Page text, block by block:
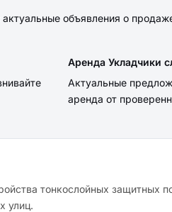
объявления о
Аренда Укладчики
Актуальные
аренда от
тонкослойных
улиц.